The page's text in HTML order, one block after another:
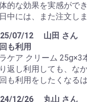
的な効果を実感がで
中には、また注文しま
07/12
山田 さん
も利用
ケア クリーム 25g×3
返し利用しても、な
も利用をしたくなる
12/26
丸山 さん